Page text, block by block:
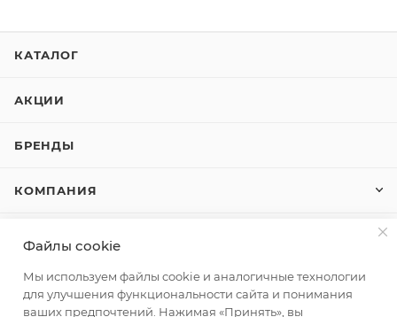
КАТАЛОГ
АКЦИИ
БРЕНДЫ
КОМПАНИЯ
КОНТАКТЫ
Файлы cookie
Мы используем файлы cookie и аналогичные технологии
для улучшения функциональности сайта и понимания
ваших предпочтений. Нажимая «Принять», вы